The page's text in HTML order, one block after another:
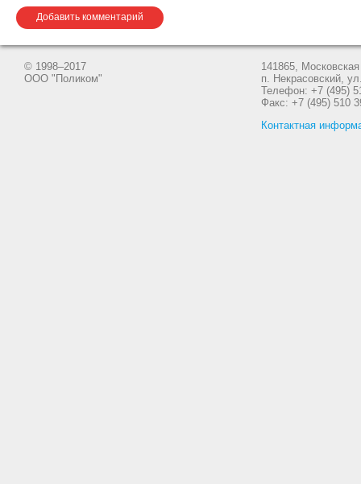
Добавить комментарий
© 1998–2017
ООО "Поликом"
141865,
п. Некрасовский,
Телефон: +7 (495)
Факс: +7 (495) 510
Контактная